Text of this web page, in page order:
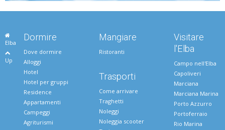
Elba
Up
Dormire
Dove dormire
Alloggi
Hotel
Hotel per gruppi
Residence
Appartamenti
Campeggi
Agriturismi
Mangiare
Ristoranti
Trasporti
Come arrivare
Traghetti
Noleggi
Noleggia scooter
Visitare
l'Elba
Campo nell'Elba
Capoliveri
Marciana
Marciana Marina
Porto Azzurro
Portoferraio
Rio Marina